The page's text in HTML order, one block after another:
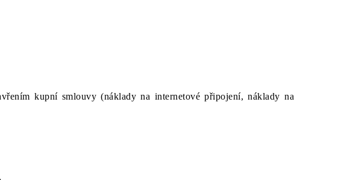
kupní smlouvy (náklady na internetové připojení, náklady na